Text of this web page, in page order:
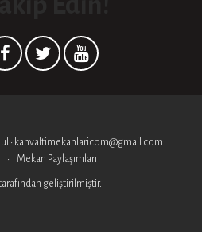
• kahvaltimekanlaricom@gmail.com
Mekan Paylaşımları
geliştirilmiştir.